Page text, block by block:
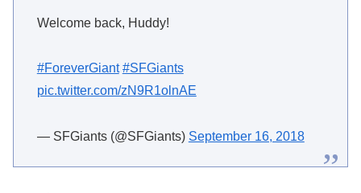
Welcome back, Huddy!
#ForeverGiant #SFGiants
pic.twitter.com/zN9R1olnAE
— SFGiants (@SFGiants) September 16, 2018